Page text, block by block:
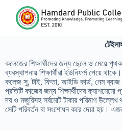
c
o
n
t
e
n
কলেজের শিক্ষার্থীদের জন্য ছেলে ও মেয়ে
ব্যবস্থাপনায় শিক্ষার্থীরা ইউনিফর্ম পেয়ে
কলেজ সু, টাই, ফিতা, আইডি কার্ড, নেম ব্যাজ
প্রতিটি কাজের জন্য শিক্ষার্থীদের
দর ও মজুরিসহ সর্বমোট টাকার পরিমাণ
সেটি পরিবর্তন বা সংশোধন করে দেয়া হয়।